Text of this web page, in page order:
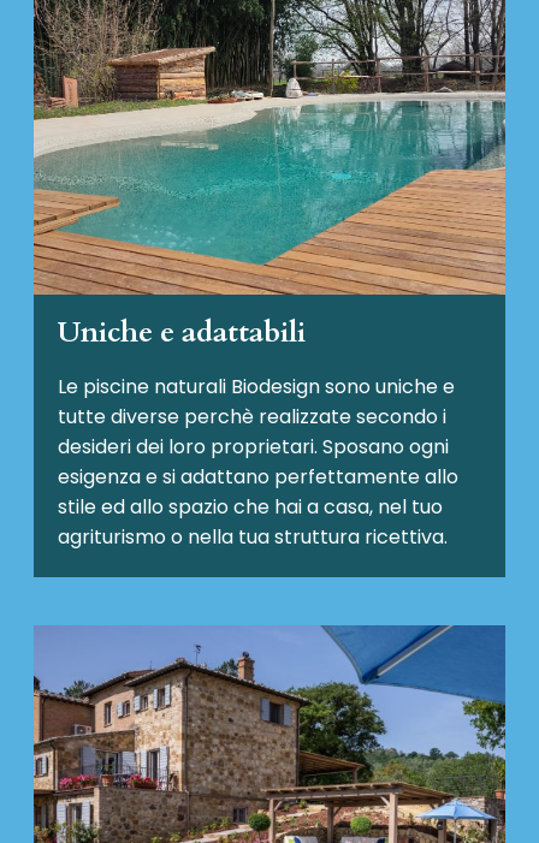
Uniche e adattabili
Le piscine naturali Biodesignsono uniche e
tutte diverse perchè realizzate secondo i
desideri dei loro proprietari. Sposano ogni
esigenza e si adattano perfettamente allo
stile ed allo spazio che hai a casa, nel tuo
agriturismo o nella tua struttura ricettiva.